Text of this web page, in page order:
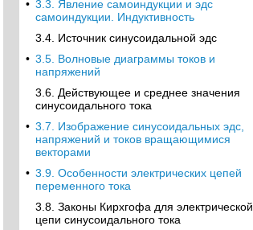
• 3.3. Явление самоиндукции и эдс
самоиндукции. Индуктивность
3.4. Источник синусоидальной эдс
• 3.5. Волновые диаграммы токов и
напряжений
3.6. Действующее и среднее значения
синусоидального тока
• 3.7. Изображение синусоидальных эдс,
напряжений и токов вращающимися
векторами
• 3.9. Особенности электрических цепей
переменного тока
3.8. Законы Кирхгофа для электрической
цепи синусоидального тока